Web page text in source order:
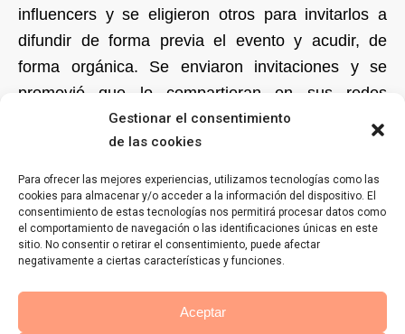
Gestionar el consentimiento
de las cookies
Para ofrecer las mejores experiencias, utilizamos tecnologías como las
cookies para almacenar y/o acceder a la información del dispositivo. El
consentimiento de estas tecnologías nos permitirá procesar datos como
el comportamiento de navegación o las identificaciones únicas en este
sitio. No consentir o retirar el consentimiento, puede afectar
negativamente a ciertas características y funciones.
Aceptar
influencers y se eligieron otros para invitarlos a
difundir de forma previa el evento y acudir, de
forma orgánica. Se enviaron invitaciones y se
promovió que lo compartieran en sus redes
sociales. Se realizaron briefings personalizados
con el contenido que debían destacar y lo que
tenían que promocionar.
El día del evento se les permitió acceder a la
tienda antes de la apertura oficial, para hacerles
un recorrido exclusivo y obsequiarles con un
Más de cinco mil personas abarrotaron el centro